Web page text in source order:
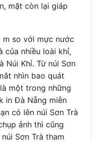
mặt còn lại giáp
so với mực nước
của nhiều loài khỉ,
Núi Khỉ. Từ núi Sơn
nhìn bao quát
một trong những
in Đà Nẵng miễn
có lên núi Sơn Trà
ảnh thì cũng
Sơn Trà tham